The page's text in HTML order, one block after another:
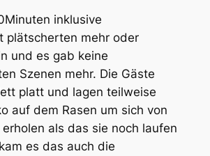
inklusive
plätscherten mehr oder
und es gab keine
Szenen mehr. Die Gäste
platt und lagen teilweise
auf dem Rasen um sich von
als das sie noch laufen
es das auch die